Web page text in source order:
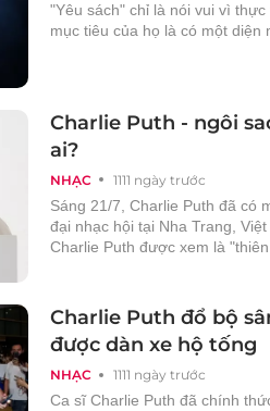
"Yêu sách" chỉ là nói vui vì
mục tiêu của họ là có một
NHẠC 1111 ngày trước
Charlie Puth - ngôi
ai?
Sáng 21/7, Charlie Puth đã có
đại nhạc hội tại Nha Trang,
Charlie Puth được xem là
NHẠC 1111 ngày trước
Charlie Puth đổ bộ
được dàn xe hộ tống
Ca sĩ Charlie Puth đã chính